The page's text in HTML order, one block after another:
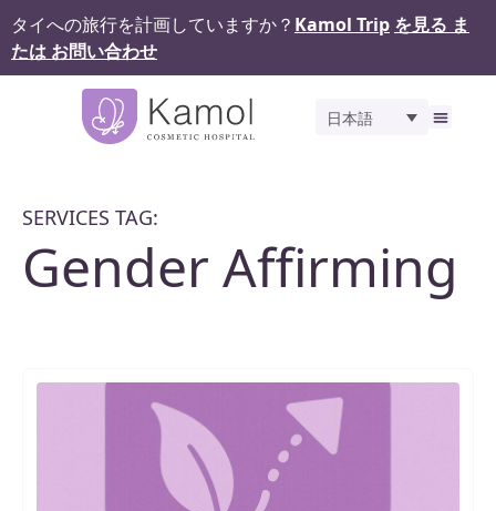
タイへの旅行を計画していますか？ Kamol Trip を見る ま
たは お問い合わせ
日本語
SERVICES TAG:
Gender Affirming